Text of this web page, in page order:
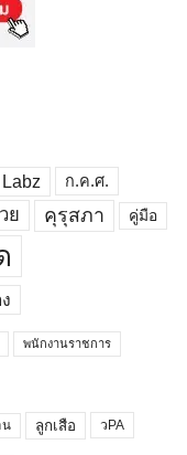
ก.ค.ศ.
ย คุรุสภา คู่มือ
พนักงานราชการ
น ลูกเสือ วPA